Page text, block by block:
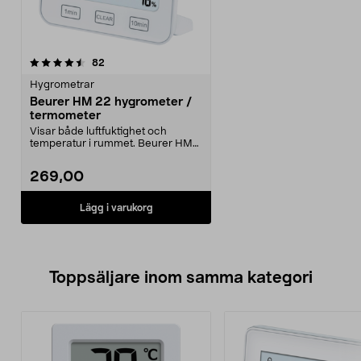
82
Hygrometrar
Beurer HM 22 hygrometer /
termometer
Visar både luftfuktighet och
temperatur i rummet. Beurer HM
269,00
Lägg i varukorg
Toppsäljare inom samma kategori